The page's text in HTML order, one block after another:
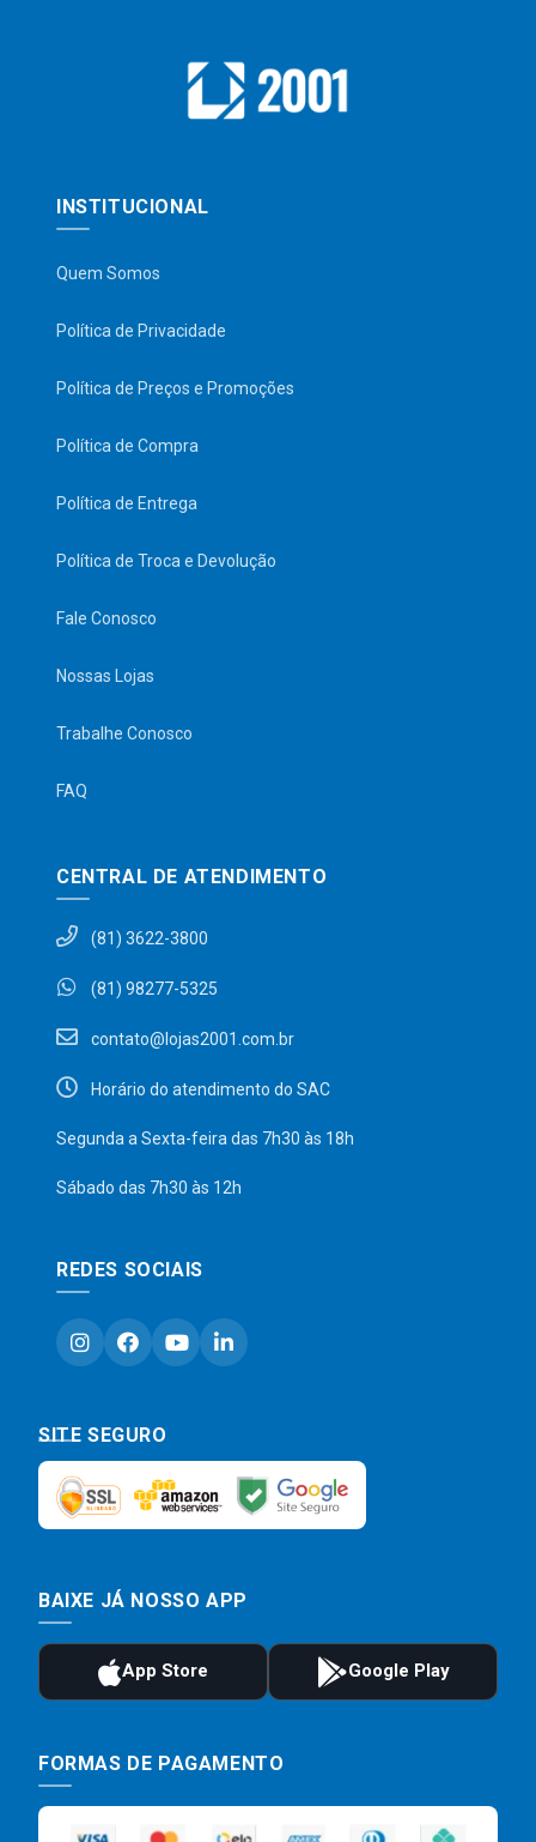
INSTITUCIONAL
Quem Somos
Política de Privacidade
Política de Preços e Promoções
Política de Compra
Política de Entrega
Política de Troca e Devolução
Fale Conosco
Nossas Lojas
Trabalhe Conosco
FAQ
CENTRAL DE ATENDIMENTO
(81) 3622-3800
(81) 98277-5325
contato@lojas2001.com.br
Horário do atendimento do SAC
Segunda a Sexta-feira das 7h30 às 18h
Sábado das 7h30 às 12h
REDES SOCIAIS
SITE SEGURO
BAIXE JÁ NOSSO APP
FORMAS DE PAGAMENTO